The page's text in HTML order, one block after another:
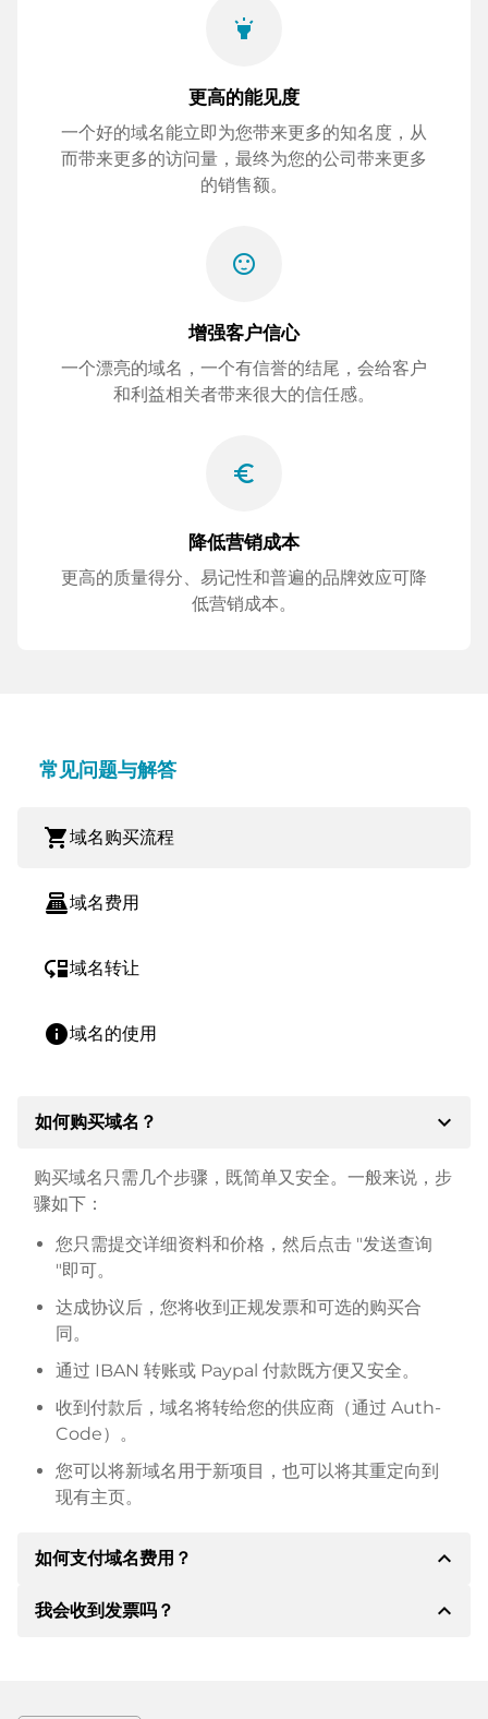
highlight
更高的能见度
一个好的域名能立即为您带来更多的知名度，从
而带来更多的访问量，最终为您的公司带来更多
的销售额。
sentiment_satisfied
增强客户信心
一个漂亮的域名，一个有信誉的结尾，会给客户
和利益相关者带来很大的信任感。
euro_symbol
降低营销成本
更高的质量得分、易记性和普遍的品牌效应可降
低营销成本。
常见问题与解答
shopping_cart域名购买流程
point_of_sale域名费用
move_down域名转让
info域名的使用
如何购买域名？ expand_more
购买域名只需几个步骤，既简单又安全。一般来说，步
骤如下：
您只需提交详细资料和价格，然后点击 "发送查询
"即可。
达成协议后，您将收到正规发票和可选的购买合
同。
通过 IBAN 转账或 Paypal 付款既方便又安全。
收到付款后，域名将转给您的供应商（通过 Auth-
Code）。
您可以将新域名用于新项目，也可以将其重定向到
现有主页。
如何支付域名费用？ expand_less
达成协议后，房东将通知您付款细节。房主随后会向您
我会收到发票吗？ expand_less